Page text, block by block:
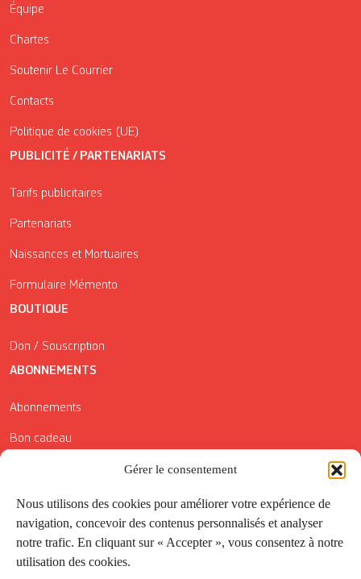
Gérer le consentement
Nous utilisons des cookies pour améliorer votre expérience de
navigation, concevoir des contenus personnalisés et analyser
notre trafic. En cliquant sur « Accepter », vous consentez à notre
utilisation des cookies.
Équipe
Chartes
Soutenir Le Courrier
Contacts
Politique de cookies (UE)
PUBLICITÉ / PARTENARIATS
Tarifs publicitaires
Partenariats
Naissances et Mortuaires
Formulaire Mémento
BOUTIQUE
Don / Souscription
ABONNEMENTS
Abonnements
Bon cadeau
Conditions générales de vente
Réductions de la Carte Côté Courrier
Application